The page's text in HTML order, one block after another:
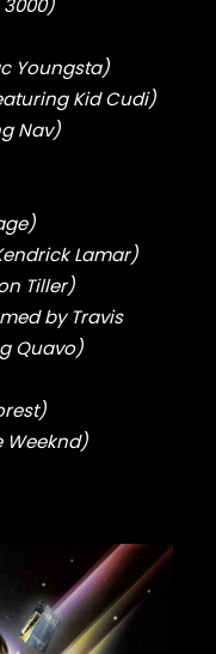
3000)
Youngsta)
Kid Cudi)
Nav)
Lamar)
Tiller)
by Travis
Quavo)
Weeknd)